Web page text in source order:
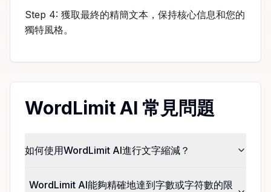
Step 4: 獲取最終的精簡文本，保持核心信息和您的
獨特風格。
WordLimit AI 常見問題
如何使用WordLimit AI進行文字縮減？
WordLimit AI能夠精確地達到字數或字符數的限